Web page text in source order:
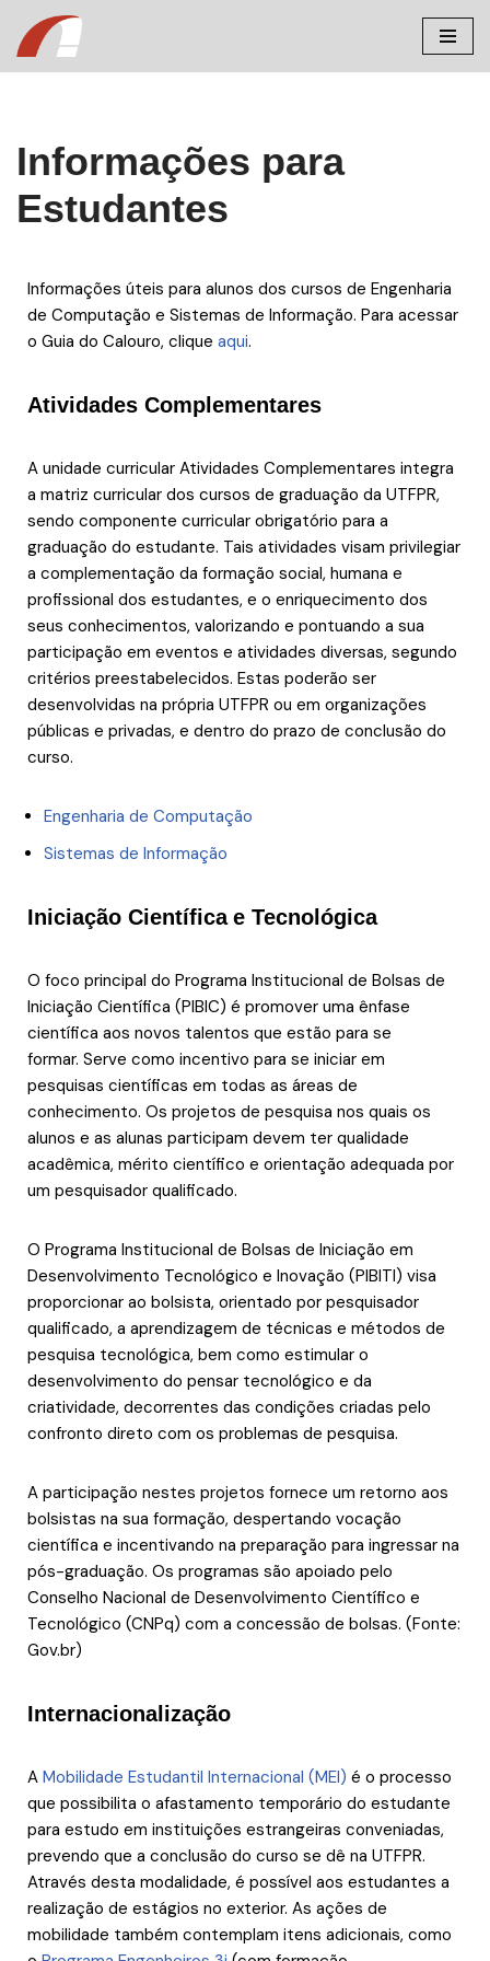
Pular
Informações para
Estudantes
Informações úteis para alunos dos cursos de Engenharia
de Computação e Sistemas de Informação. Para acessar
o Guia do Calouro, clique aqui.
Atividades Complementares
A unidade curricular Atividades Complementares integra
a matriz curricular dos cursos de graduação da UTFPR,
sendo componente curricular obrigatório para a
graduação do estudante. Tais atividades visam privilegiar
a complementação da formação social, humana e
profissional dos estudantes, e o enriquecimento dos
seus conhecimentos, valorizando e pontuando a sua
participação em eventos e atividades diversas, segundo
critérios preestabelecidos. Estas poderão ser
desenvolvidas na própria UTFPR ou em organizações
públicas e privadas, e dentro do prazo de conclusão do
curso.
Engenharia de Computação
Sistemas de Informação
Iniciação Científica e Tecnológica
O foco principal do Programa Institucional de Bolsas de
Iniciação Científica (PIBIC) é promover uma ênfase
científica aos novos talentos que estão para se
formar. Serve como incentivo para se iniciar em
pesquisas científicas em todas as áreas de
conhecimento. Os projetos de pesquisa nos quais os
alunos e as alunas participam devem ter qualidade
acadêmica, mérito científico e orientação adequada por
um pesquisador qualificado.
O Programa Institucional de Bolsas de Iniciação em
Desenvolvimento Tecnológico e Inovação (PIBITI) visa
proporcionar ao bolsista, orientado por pesquisador
qualificado, a aprendizagem de técnicas e métodos de
pesquisa tecnológica, bem como estimular o
desenvolvimento do pensar tecnológico e da
criatividade, decorrentes das condições criadas pelo
confronto direto com os problemas de pesquisa.
A participação nestes projetos fornece um retorno aos
bolsistas na sua formação, despertando vocação
científica e incentivando na preparação para ingressar na
pós-graduação. Os programas são apoiado pelo
Conselho Nacional de Desenvolvimento Científico e
Tecnológico (CNPq) com a concessão de bolsas. (Fonte:
Gov.br)
Internacionalização
A Mobilidade Estudantil Internacional (MEI) é o processo
que possibilita o afastamento temporário do estudante
para estudo em instituições estrangeiras conveniadas,
prevendo que a conclusão do curso se dê na UTFPR.
Através desta modalidade, é possível aos estudantes a
realização de estágios no exterior. As ações de
mobilidade também contemplam itens adicionais, como